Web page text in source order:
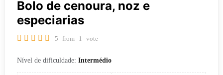
Bolo de cenoura, noz e
especiarias
5 from 1 vote
Nível de dificuldade: Intermédio